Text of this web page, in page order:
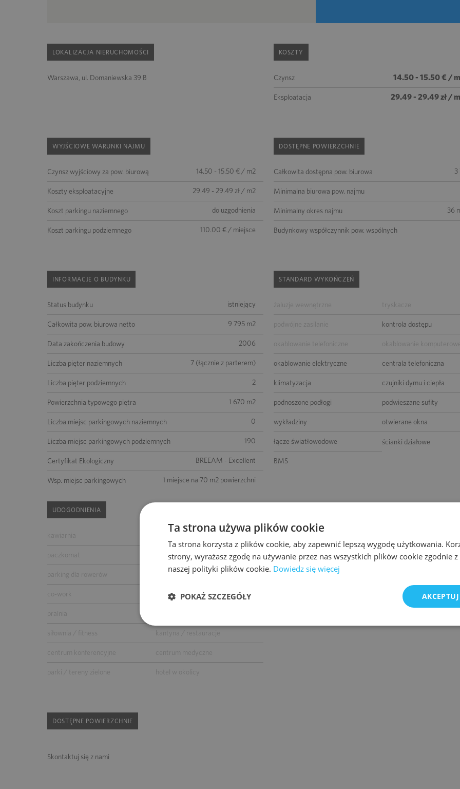
LOKALIZACJA NIERUCHOMOŚCI
Warszawa, ul. Domaniewska 39 B
KOSZTY
Czynsz 14.50 - 15.50 € /
Eksploatacja 29.49 - 29.49 zł /
WYJŚCIOWE WARUNKI NAJMU
Czynsz wyjściowy za pow. biurową 14.50 - 15.50 € / m2
Koszty eksploatacyjne 29.49 - 29.49 zł / m2
Koszt parkingu naziemnego do uzgodnienia
Koszt parkingu podziemnego 110.00 € / miejsce
DOSTĘPNE POWIERZCHNIE
Całkowita dostępna pow. biurowa 3
Minimalna biurowa pow. najmu
Minimalny okres najmu 36
Budynkowy współczynnik pow. wspólnych
INFORMACJE O BUDYNKU
Status budynku istniejący
Całkowita pow. biurowa netto 9 795 m2
Data zakończenia budowy 2006
Liczba pięter naziemnych 7 (łącznie z parterem)
Liczba pięter podziemnych 2
Powierzchnia typowego piętra 1 670 m2
Liczba miejsc parkingowych naziemnych 0
Liczba miejsc parkingowych podziemnych 190
Certyfikat Ekologiczny BREEAM - Excellent
Wsp. miejsc parkingowych 1 miejsce na 70 m2 powierzchni
STANDARD WYKOŃCZEŃ
żaluzje wewnętrzne tryskacze
podwójne zasilanie kontrola dostępu
okablowanie telefoniczne okablowanie komputerowe
okablowanie elektryczne centrala telefoniczna
klimatyzacja czujniki dymu i ciepła
podnoszone podłogi podwieszane sufity
wykładziny otwierane okna
łącze światłowodowe ścianki działowe
BMS
UDOGODNIENIA
kawiarnia
paczkomat parking dla gości
parking dla rowerów myjnia samochodowa
co-work przedszkole
pralnia
siłownia / fitness
centrum konferencyjne centrum medyczne
parki / tereny zielone
DOSTĘPNE POWIERZCHNIE
Skontaktuj się z nami
Ta strona używa plików cookie
Ta strona korzysta z plików cookie, aby zapewnić lepszą wygodę użytkowania.
strony, wyrażasz zgodę na używanie przez nas wszystkich plików cookie zgodnie
naszej polityki plików cookie. Dowiedz się więcej
POKAŻ SZCZEGÓŁY